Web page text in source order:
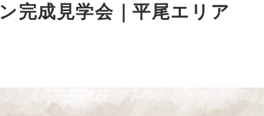
完成見学会｜平尾エリア